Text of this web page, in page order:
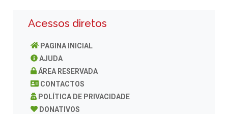
Acessos diretos
PAGINA INICIAL
AJUDA
ÁREA RESERVADA
CONTACTOS
POLÍTICA DE PRIVACIDADE
DONATIVOS